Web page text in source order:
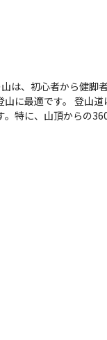
は、初心者から健脚
されており、途中
特に、山頂からの
もることもあり、雪
登山道の一部に
もあるため、熊鈴を